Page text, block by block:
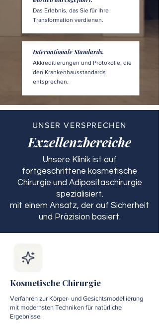
Das Erlebnis, das Sie für Ihre
Transformation verdienen.
Internationale Standards.
Akkreditierungen und Protokolle, die
den Krankenhausstandards
entsprechen.
UNSER VERSPRECHEN
Exzellenzbereiche
Unsere Klinik ist auf
fortgeschrittene kosmetische
Chirurgie und Adipositaschirurgie
spezialisiert.
mit einem Ansatz, der auf Sicherheit
und Präzision basiert.
Kosmetische Chirurgie
Verfahren zur Körper- und Gesichtsmodellierung
mit modernsten Techniken für natürliche
Ergebnisse.